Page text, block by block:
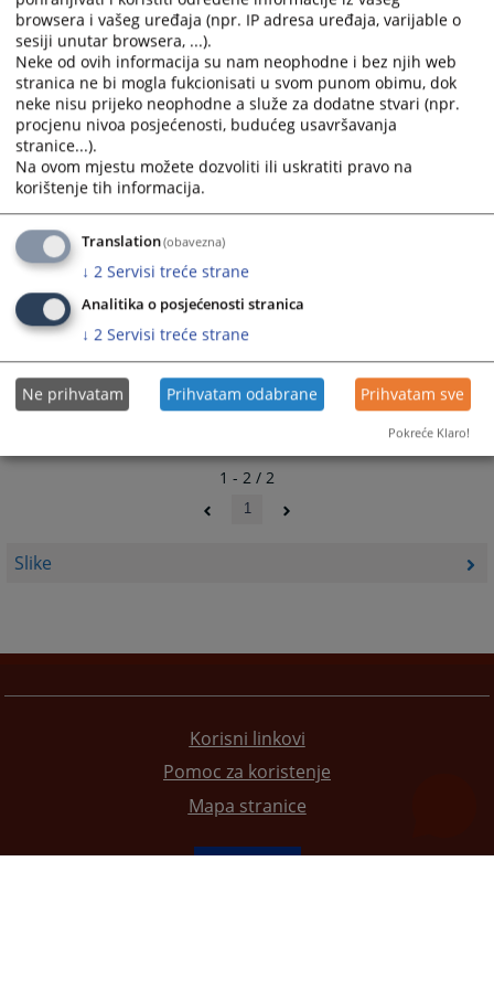
Slike
and
select
a
date.
Press
the
question
mark
key
to
get
the
keyboard
shortcuts
for
changing
dates.
and
a
date.
Press
the
question
key
the
keyboard
shortcuts
for
changing
dates.
1 - 2 / 2
1
Korisni linkovi
Pomoc za koristenje
Mapa stranice
browsera i vašeg uređaja (npr. IP adresa uređaja, varijable o
sesiji unutar browsera, ...).
Neke od ovih informacija su nam neophodne i bez njih web
stranica ne bi mogla fukcionisati u svom punom obimu, dok
neke nisu prijeko neophodne a služe za dodatne stvari (npr.
procjenu nivoa posjećenosti, budućeg usavršavanja
stranice...).
Na ovom mjestu možete dozvoliti ili uskratiti pravo na
korištenje tih informacija.
Translation(obavezna)
↓ 2 Servisi treće strane
Analitika o posjećenosti stranica
↓ 2 Servisi treće strane
Ne prihvatam Prihvatam odabrane Prihvatam sve
Pokreće Klaro!